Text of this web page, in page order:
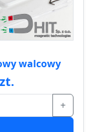
walcowy
+